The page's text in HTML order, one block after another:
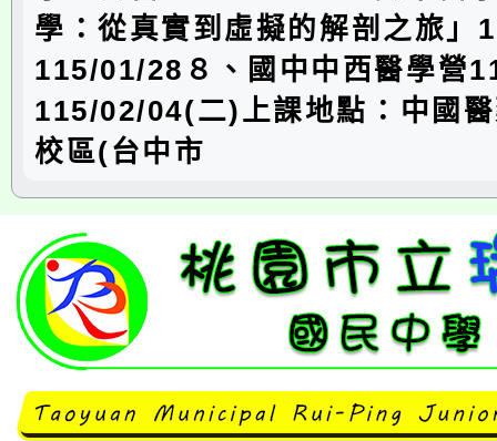
學：從真實到虛擬的解剖之旅」
115/01/28８、國中中西醫學營
115/02/04(二)上課地點：中國
校區(台中市